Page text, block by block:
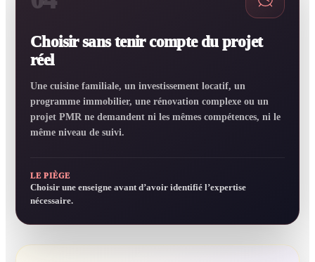
Choisir sans tenir compte du projet
réel
Une cuisine familiale, un investissement locatif, un
programme immobilier, une rénovation complexe ou un
projet PMR ne demandent ni les mêmes compétences, ni le
même niveau de suivi.
LE PIÈGE
Choisir une enseigne avant d’avoir identifié l’expertise
nécessaire.